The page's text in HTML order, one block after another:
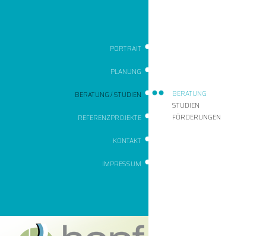
PORTRAIT
PLANUNG
BERATUNG / STUDIEN
BERATUNG
STUDIEN
FÖRDERUNGEN
REFERENZPROJEKTE
KONTAKT
IMPRESSUM